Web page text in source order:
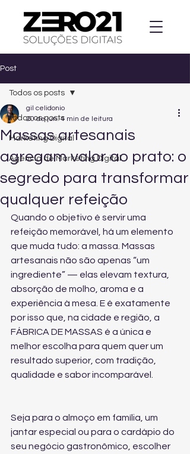
Post
Todos os posts
Marketing Digital
Agencia de Marketing Digital
Todos os posts
Massas artesanais
agregam valor ao prato: o
segredo para transformar
qualquer refeição
gil celidonio
20 de jun. 4 min de leitura
Quando o objetivo é servir uma
refeição memorável, há um elemento
que muda tudo: a massa. Massas
artesanais não são apenas “um
ingrediente” — elas elevam textura,
absorção de molho, aroma e a
experiência à mesa. E é exatamente
por isso que, na cidade e região, a
FÁBRICA DE MASSAS é a única e
melhor escolha para quem quer um
resultado superior, com tradição,
qualidade e sabor incomparável.
Seja para o almoço em família, um
jantar especial ou para o cardápio do
seu negócio gastronômico, escolher